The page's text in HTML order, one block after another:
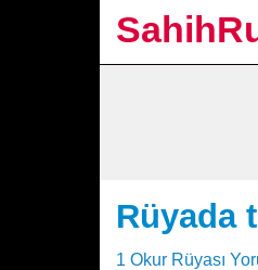
Rüyada
1 Okur Rüyası